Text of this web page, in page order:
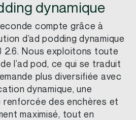
dynamique
compte grâce à
d’ad podding dynamique
2.6. Nous exploitons toute
de l’ad pod, ce qui se traduit
plus diversifiée avec
dynamique, une
des enchères et
maximisé, tout en